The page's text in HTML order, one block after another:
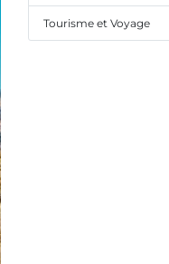
Tourisme et Voyage